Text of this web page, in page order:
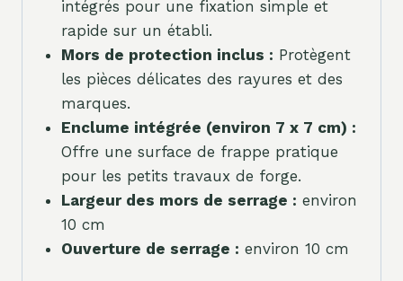
intégrés pour une fixation simple et
rapide sur un établi.
Mors de protection inclus : Protègent
les pièces délicates des rayures et des
marques.
Enclume intégrée (environ 7 x 7 cm) :
Offre une surface de frappe pratique
pour les petits travaux de forge.
Largeur des mors de serrage : environ
10 cm
Ouverture de serrage : environ 10 cm